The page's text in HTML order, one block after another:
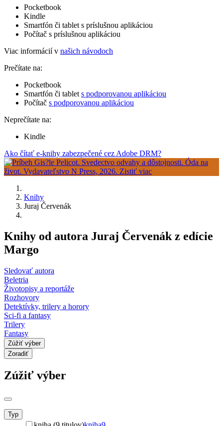
Pocketbook
Kindle
Smartfón či tablet s príslušnou aplikáciou
Počítač s príslušnou aplikáciou
Viac informácií v našich návodoch
Prečítate na:
Pocketbook
Smartfón či tablet s podporovanou aplikáciou
Počítač s podporovanou aplikáciou
Neprečítate na:
Kindle
Ako čítať e-knihy zabezpečené cez Adobe DRM?
Knihy
Juraj Červenák
Knihy od autora Juraj Červenák z edície
Margo
Sledovať autora
Beletria
Životopisy a reportáže
Rozhovory
Detektívky, trilery a horory
Sci-fi a fantasy
Trilery
Fantasy
Zúžiť výber
Zoradiť
Zúžiť výber
Typ